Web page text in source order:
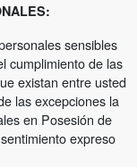
sensibles
cumplimiento de las
existan entre usted
las excepciones la
en Posesión de
expreso